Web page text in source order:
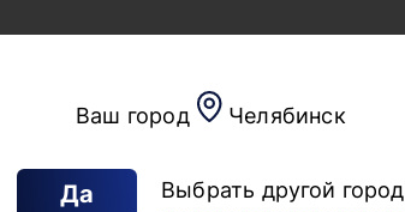
Ваш город Челябинск
Да Выбрать другой город